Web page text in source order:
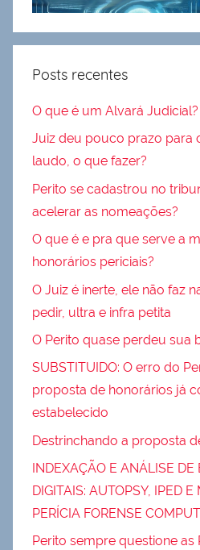
Posts recentes
O que é um Alvará Judicial?
Juiz deu pouco prazo para
laudo, o que fazer?
Perito se cadastrou no
acelerar as nomeações?
O que é e pra que serve a
honorários periciais?
O Juiz é inerte, ele não faz
pedir, ultra e infra petita
O Perito quase perdeu sua
SUBSTITUIDO: O erro do
proposta de honorários já
estabelecido
Destrinchando a proposta
INDEXAÇÃO E ANÁLISE DE
DIGITAIS: AUTOPSY, IPED
PERÍCIA FORENSE
Perito sempre questione as